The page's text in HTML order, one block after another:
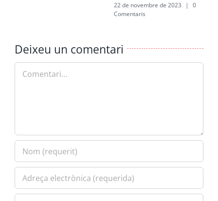
22 de novembre de 2023 |
0
Comentaris
Deixeu un comentari